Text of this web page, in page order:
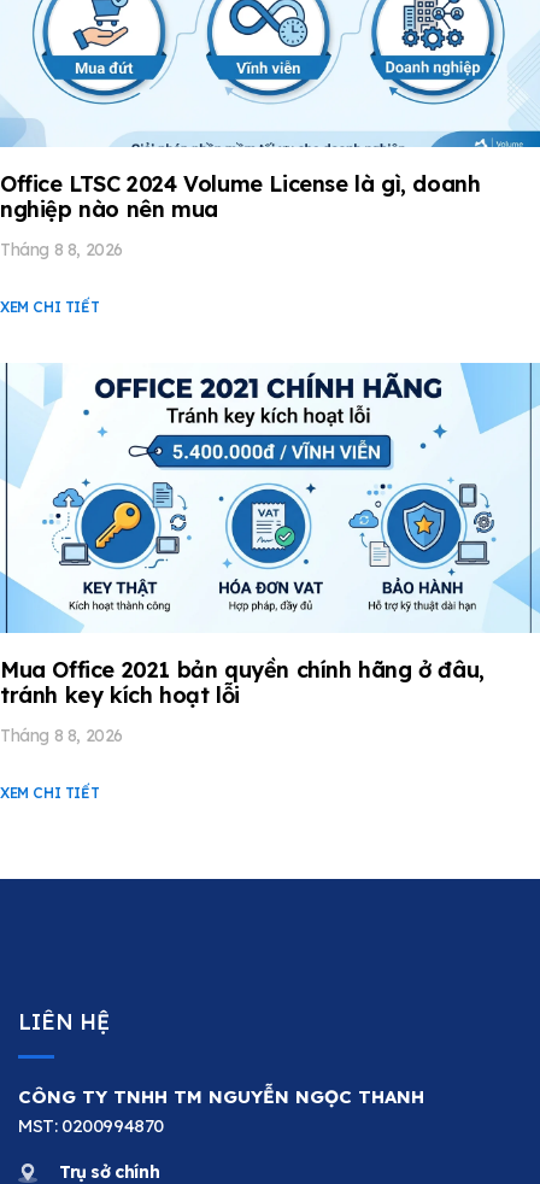
Office LTSC 2024 Volume License là gì, doanh
nghiệp nào nên mua
Tháng 8 8, 2026
XEM CHI TIẾT
Mua Office 2021 bản quyền chính hãng ở đâu,
tránh key kích hoạt lỗi
Tháng 8 8, 2026
XEM CHI TIẾT
LIÊN HỆ
CÔNG TY TNHH TM NGUYỄN NGỌC THANH
MST: 0200994870
Trụ sở chính